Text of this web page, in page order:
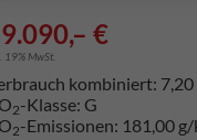
€
19% MwSt.
kombiniert:
2-Klasse: G
2-Emissionen: 181,00